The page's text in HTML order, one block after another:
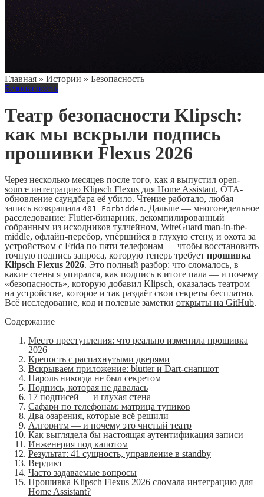
Главная » Истории » Безопасность
Безопасность
Театр безопасности Klipsch:
как мы вскрыли подпись
прошивки Flexus 2026
Через несколько месяцев после того, как я выпустил open-
source интеграцию Klipsch Flexus для Home Assistant, OTA-
обновление саундбара её убило. Чтение работало, любая
запись возвращала 401 Forbidden. Дальше — многонедельное
расследование: Flutter-бинарник, декомпилированный
собранным из исходников тулчейном, WireGuard man-in-the-
middle, офлайн-перебор, упёршийся в глухую стену, и охота за
устройством с Frida по пяти телефонам — чтобы восстановить
точную подпись запроса, которую теперь требует прошивка
Klipsch Flexus 2026. Это полный разбор: что сломалось, в
какие стены я упирался, как подпись в итоге пала — и почему
«безопасность», которую добавил Klipsch, оказалась театром
на устройстве, которое и так раздаёт свои секреты бесплатно.
Всё исследование, код и полевые заметки открыты на GitHub.
Содержание
Место преступления: что реально изменила прошивка
2026
Крепость с распахнутыми дверями
Вскрываем приложение: blutter и Dart-снапшот
Пароль никогда не был секретом
Подпись, которая не давалась
17 подписей — и глухая стена
Сафари по телефонам: матрица тупиков
Два озарения, которые всё решили
Алгоритм — и почему это чистый театр
Как выглядела бы настоящая аутентификация записи
Инженерия под капотом
Результат: 41 сущность, управление в standby
Вердикт
Часто задаваемые вопросы
Прошивка Klipsch Flexus 2026 сломала интеграцию для
Home Assistant?